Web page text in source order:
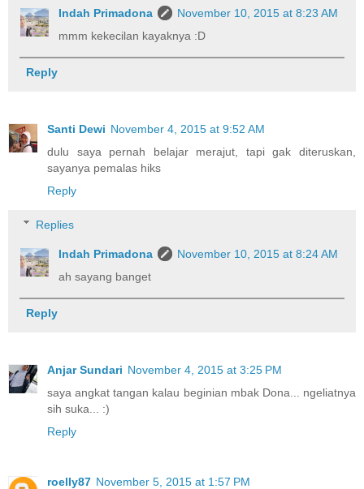
Indah Primadona
November 10, 2015 at 8:23 AM
mmm kekecilan kayaknya :D
Reply
Santi Dewi November 4, 2015 at 9:52 AM
dulu saya pernah belajar merajut, tapi gak diteruskan,
sayanya pemalas hiks
Reply
Replies
Indah Primadona
November 10, 2015 at 8:24 AM
ah sayang banget
Reply
Anjar Sundari November 4, 2015 at 3:25 PM
saya angkat tangan kalau beginian mbak Dona... ngeliatnya
sih suka... :)
Reply
roelly87 November 5, 2015 at 1:57 PM